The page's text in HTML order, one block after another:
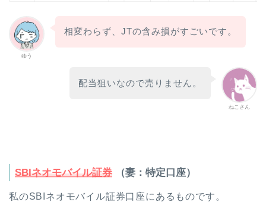
ゆう
相変わらず、JTの含み損がすごいです。
ねこさん
配当狙いなので売りません。
SBIネオモバイル証券 （妻：特定口座）
私のSBIネオモバイル証券口座にあるものです。